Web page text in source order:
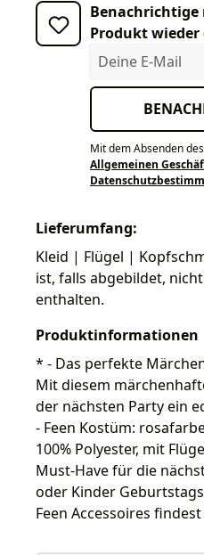
Benachrichtige
Produkt
Deine E-Mail
Mit dem Absenden
Allgemeinen
Lieferumfang:
Kleid | Flügel |
ist, falls abgebildet,
enthalten.
Produktinformationen
* - Das perfekte
Mit diesem
der nächsten Party ein
- Feen Kostüm:
100% Polyester, mit
Must-Have für die
oder Kinder
Feen Accessoires